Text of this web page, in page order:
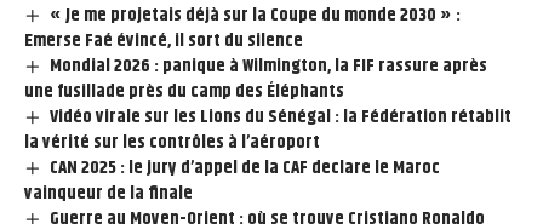
« Je me projetais déjà sur la Coupe du monde 2030 » :
Emerse Faé évincé, il sort du silence
Mondial 2026 : panique à Wilmington, la FIF rassure après
une fusillade près du camp des Éléphants
Vidéo virale sur les Lions du Sénégal : la Fédération rétablit
la vérité sur les contrôles à l’aéroport
CAN 2025 : le jury d’appel de la CAF declare le Maroc
vainqueur de la finale